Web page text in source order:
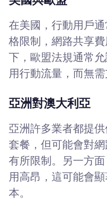
在美國，行動用戶
格限制，網路共享
下，歐盟法規通常
用行動流量，而無需
亞洲對澳大利亞
亞洲許多業者都提
套餐，但可能會對
有所限制。另一方
用高昂，這可能會
本。